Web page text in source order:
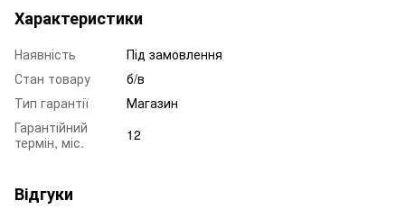
Характеристики
Наявність
Під замовлення
Стан товару
б/в
Тип гарантії
Магазин
Гарантійний
термін, міс.
12
Відгуки